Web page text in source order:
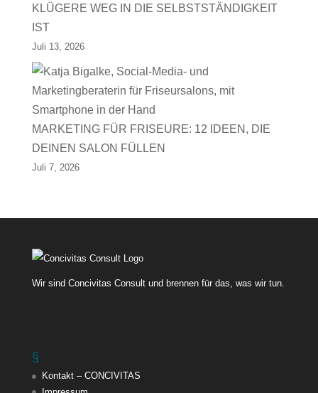
KLÜGERE WEG IN DIE SELBSTSTÄNDIGKEIT
IST
Juli 13, 2026
MARKETING FÜR FRISEURE: 12 IDEEN, DIE
DEINEN SALON FÜLLEN
Juli 7, 2026
Wir sind Concivitas Consult und brennen für das, was wir tun.
§
Kontakt – CONCIVITAS